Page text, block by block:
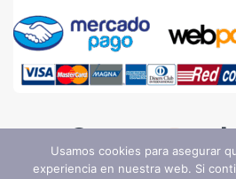
Usamos cookies para asegurar
experiencia en nuestra web. Si